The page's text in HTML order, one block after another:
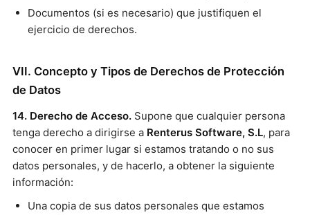
Documentos (si es necesario) que justifiquen el
ejercicio de derechos.
VII. Concepto y Tipos de Derechos de Protección
de Datos
14. Derecho de Acceso. Supone que cualquier persona
tenga derecho a dirigirse a Renterus Software, S.L, para
conocer en primer lugar si estamos tratando o no sus
datos personales, y de hacerlo, a obtener la siguiente
información:
Una copia de sus datos personales que estamos